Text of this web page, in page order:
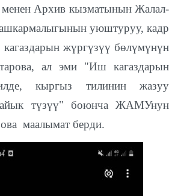
менен Архив кызматынын Жалал-
уюштуруу, кадр
жүргүзүү бөлүмүнүн
ал эми "Иш кагаздарын
кыргыз тилинин жазуу
түзүү" боюнча ЖАМУнун
маалымат берди.